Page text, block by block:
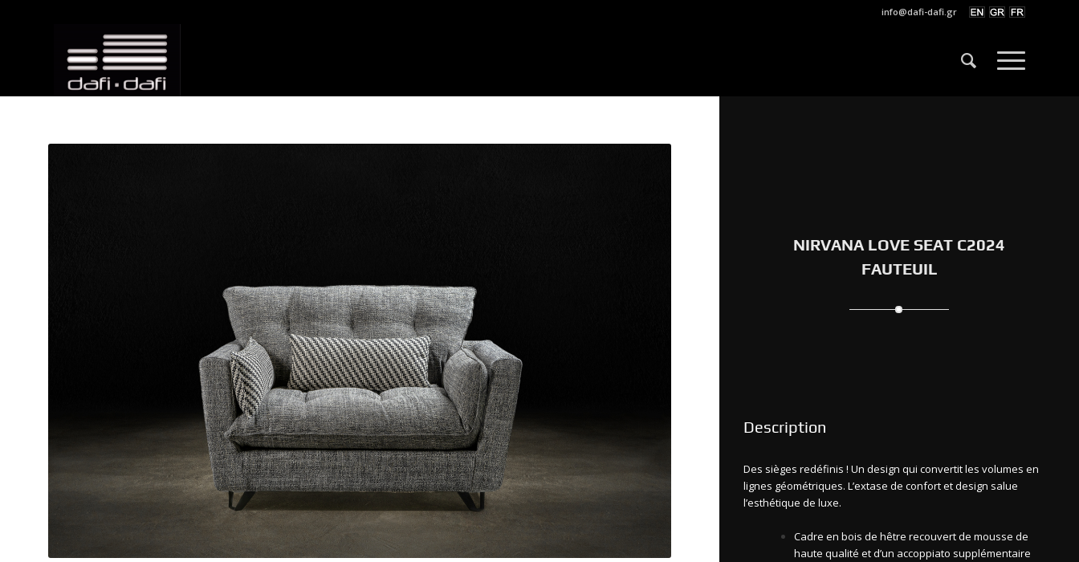
info@dafi-dafi.gr
NIRVANA LOVE SEAT C2024
FAUTEUIL
Description
Des sièges redéfinis ! Un design qui convertit les volumes en
lignes géométriques. L’extase de confort et design salue
l’esthétique de luxe.
Cadre en bois de hêtre recouvert de mousse de
haute qualité et d’un accoppiato supplémentaire